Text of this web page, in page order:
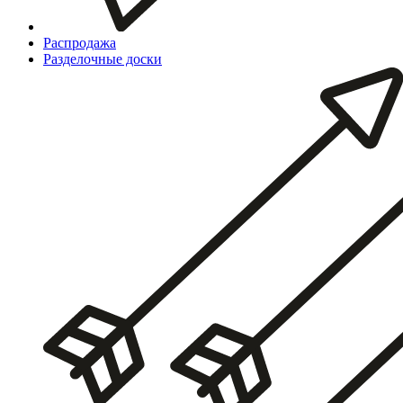
Распродажа
Разделочные доски